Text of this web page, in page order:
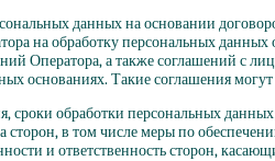
данных на основании
на обработку персональных данных
Оператора, а также соглашений с
основаниях. Такие соглашения могут
сроки обработки персональных
сторон, в том числе меры по
и ответственность сторон,